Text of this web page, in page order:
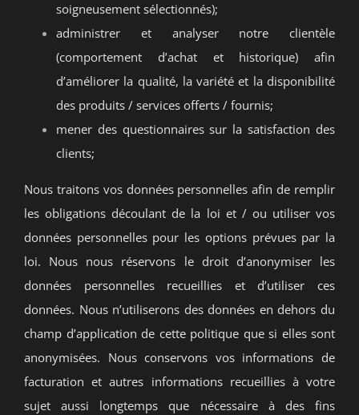
soigneusement sélectionnés);
administrer et analyser notre clientèle
(comportement d’achat et historique) afin
d’améliorer la qualité, la variété et la disponibilité
des produits / services offerts / fournis;
mener des questionnaires sur la satisfaction des
clients;
Nous traitons vos données personnelles afin de remplir
les obligations découlant de la loi et / ou utiliser vos
données personnelles pour les options prévues par la
loi. Nous nous réservons le droit d’anonymiser les
données personnelles recueillies et d’utiliser ces
données. Nous n’utiliserons des données en dehors du
champ d’application de cette politique que si elles sont
anonymisées. Nous conservons vos informations de
facturation et autres informations recueillies à votre
sujet aussi longtemps que nécessaire à des fins